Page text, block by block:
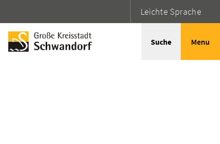
Leichte Sprache
Suche Menu